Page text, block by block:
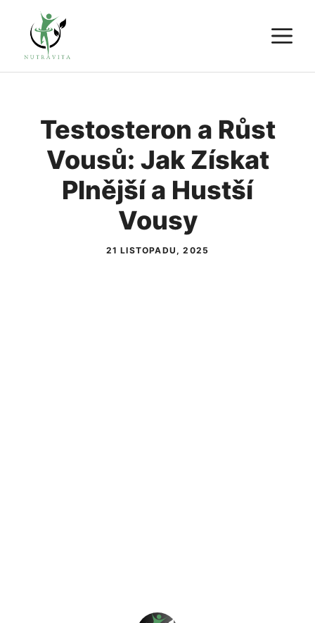
Přeskočit
obsah
Testosteron a Růst
Vousů: Jak Získat
Plnější a Hustší
Vousy
21 LISTOPADU, 2025